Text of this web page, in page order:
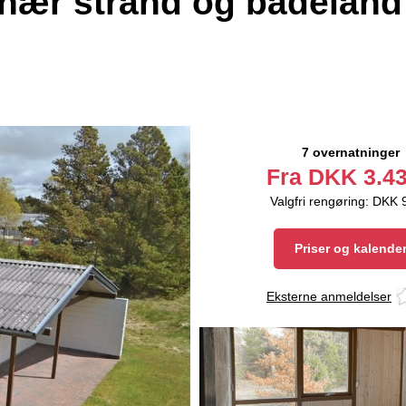
7 overnatninger
Fra DKK
Valgfri rengøring: DKK
Priser og kalender
Eksterne anmeldelser